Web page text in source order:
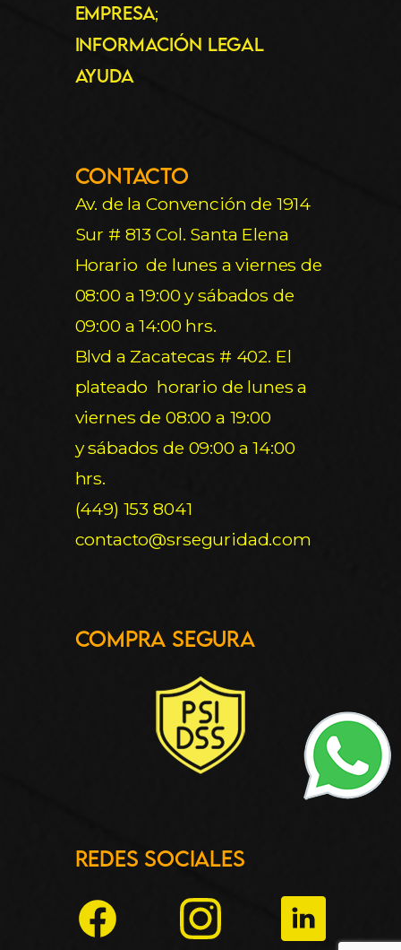
Empresa;
Información Legal
Ayuda
Contacto
Av. de la Convención de 1914
Sur # 813 Col. Santa Elena
Horario de lunes a viernes de
08:00 a 19:00 y sábados de
09:00 a 14:00 hrs.
Blvd a Zacatecas # 402. El
plateado horario de lunes a
viernes de 08:00 a 19:00
y sábados de 09:00 a 14:00
hrs.
(449) 153 8041
contacto@srseguridad.com
Compra Segura
Redes Sociales